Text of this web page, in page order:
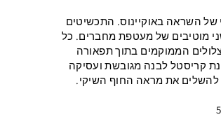
של השראה באוקיינוס. התכשיטים
מוטיבים של מעטפת מחברים. כל
הממוקמים בתוך תפאורה
קריסטל לבנה מגובשת ועסיקה
להשלים את מראה החוף השיקי.